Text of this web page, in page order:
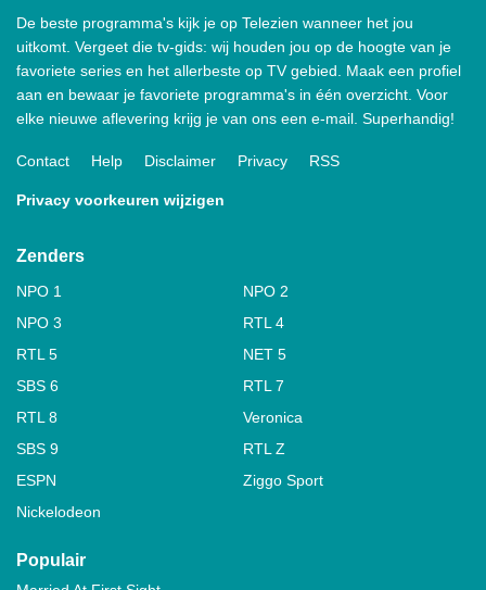
De beste programma's kijk je op Telezien wanneer het jou
uitkomt. Vergeet die tv-gids: wij houden jou op de hoogte van je
favoriete series en het allerbeste op TV gebied. Maak een profiel
aan en bewaar je favoriete programma's in één overzicht. Voor
elke nieuwe aflevering krijg je van ons een e-mail. Superhandig!
Contact Help Disclaimer Privacy RSS
Privacy voorkeuren wijzigen
Zenders
NPO 1
NPO 2
NPO 3
RTL 4
RTL 5
NET 5
SBS 6
RTL 7
RTL 8
Veronica
SBS 9
RTL Z
ESPN
Ziggo Sport
Nickelodeon
Populair